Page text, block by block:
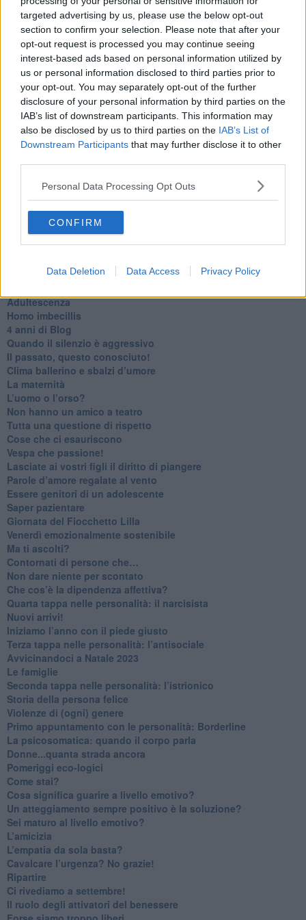
targeted advertising by us, please use the below opt-out
section to confirm your selection. Please note that after your
opt-out request is processed you may continue seeing
interest-based ads based on personal information utilized by
us or personal information disclosed to third parties prior to
your opt-out. You may separately opt-out of the further
disclosure of your personal information by third parties on the
IAB’s list of downstream participants. This information may
also be disclosed by us to third parties on the IAB’s List of
Downstream Participants that may further disclose it to other
Personal Data Processing Opt Outs
CONFIRM
Data Deletion Data Access Privacy Policy
​Prendiamoci un pò meno sul serio
​L’anno che verrà
​Cazzullo e nostre radici
​Come un elefante in soggiorno
​Abbiamo perso tutti
E se le cose non vanno come vorresti?
​Chi sono i genitori elicottero
Come è davvero la terapia
Quando il diritto alla disconnessione non viene accolto
​L’importanza della comunicazione in famiglia
​Il diritto ad essere disconnessi
​Il pensiero dicotomico e la salute mentale
​La Clownterapia
L’invisibile fatica mentale
Vacanze a km zero
​Buone Vacan(si)e!
​Storie antiche di tempi moderni
Adultescenza
Homo imbecillis
​4 anni di Blog
Quando il silenzio è aggressivo
​Il passato, questo conosciuto!
​Clima ballerino e sbalzi d’umore
La maternità
​L’uomo o l’orso?
Non hanno un amico a teatro​
​Tutta una questione di rispetto
​Cose che ci esauriscono
​Vespa che passione!
​Lasciate ai vostri figli il diritto di piangere
​Parole d’amore regalate al vento
​Essere genitori di un adolescente
​Saper pazientare
​Giornata del Fiocchetto Lilla
​Venerdì emozionalmente sostenibile
Ma ti ascolti?
Contornati di persone che…
Non dare niente per scontato
Che cos’è la dipendenza affettiva?
Quarta tappa nelle personalità: il narcisista
​Nuovi arrivi!
​Iniziamo l’anno con il piede giusto
​Terza tappa nelle personalità: l’antisociale
​Avvicinandoci a Natale 2023
Le famiglie
Seconda tappa nelle personalità: l’istrionico
​Storia della persona felice
Violenze di (ogni) genere
​Primo appuntamento con le personalità: Borderline
La psicosomatica: quando il corpo parla
Donne...quanta strada ancora
​Pomeriggi eco-logici
​Come stai?
Cosa significa guarire a livello emotivo?
​Un atteggiamento sempre positivo è la soluzione?
​Sei maturo al livello emotivo?
​L’amicizia
​L’empatia da sola basta?
​Cavalcare l’urgenza? No grazie!
Ripartire
​Ci rivediamo a settembre!
​Il ruolo degli attivatori del benessere